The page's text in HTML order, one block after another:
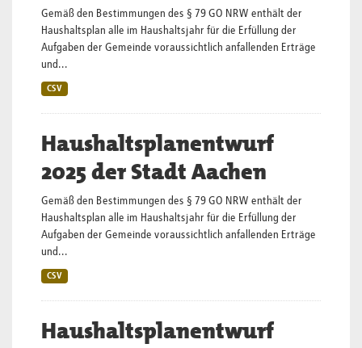
Gemäß den Bestimmungen des § 79 GO NRW enthält der
Haushaltsplan alle im Haushaltsjahr für die Erfüllung der
Aufgaben der Gemeinde voraussichtlich anfallenden Erträge
und...
CSV
Haushaltsplanentwurf
2025 der Stadt Aachen
Gemäß den Bestimmungen des § 79 GO NRW enthält der
Haushaltsplan alle im Haushaltsjahr für die Erfüllung der
Aufgaben der Gemeinde voraussichtlich anfallenden Erträge
und...
CSV
Haushaltsplanentwurf